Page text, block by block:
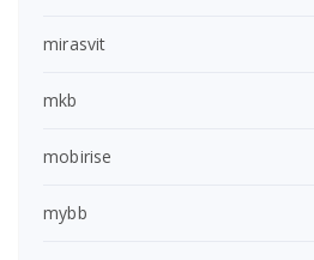
mirasvit
mkb
mobirise
mybb